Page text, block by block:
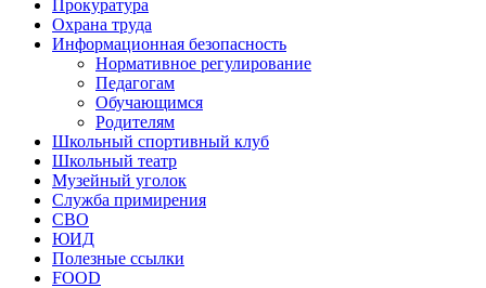
Прокуратура
Охрана труда
Информационная безопасность
Нормативное регулирование
Педагогам
Обучающимся
Родителям
Школьный спортивный клуб
Школьный театр
Музейный уголок
Служба примирения
СВО
ЮИД
Полезные ссылки
FOOD